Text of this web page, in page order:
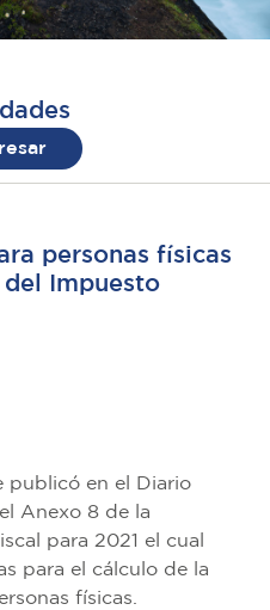
personas físicas
Impuesto
publicó en el Diario
Anexo 8 de la
para 2021 el cual
para el cálculo de la
físicas.